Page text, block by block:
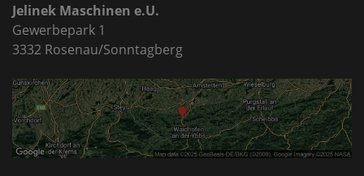
Jelinek Maschinen e.U.
Gewerbepark 1
3332 Rosenau/Sonntagberg